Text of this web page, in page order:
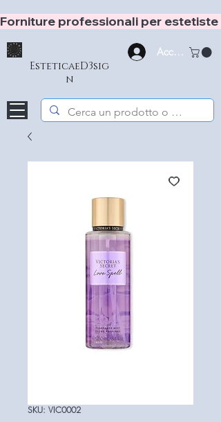
Forniture professionali per
EsteticaeD3sig
n
Accedi
SKU: VIC0002